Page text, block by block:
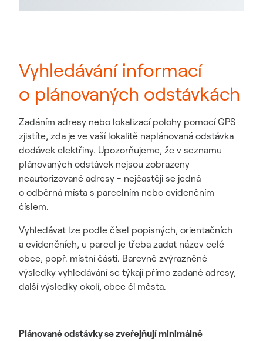
Vyhledávání informací
o plánovaných odstávkách
Zadáním adresy nebo lokalizací polohy pomocí GPS
zjistíte, zda je ve vaší lokalitě naplánovaná odstávka
dodávek elektřiny. Upozorňujeme, že v seznamu
plánovaných odstávek nejsou zobrazeny
neautorizované adresy - nejčastěji se jedná
o odběrná místa s parcelním nebo evidenčním
číslem.
Vyhledávat lze podle čísel popisných, orientačních
a evidenčních, u parcel je třeba zadat název celé
obce, popř. místní části. Barevně zvýrazněné
výsledky vyhledávání se týkají přímo zadané adresy,
další výsledky okolí, obce či města.
Plánované odstávky se zveřejňují minimálně